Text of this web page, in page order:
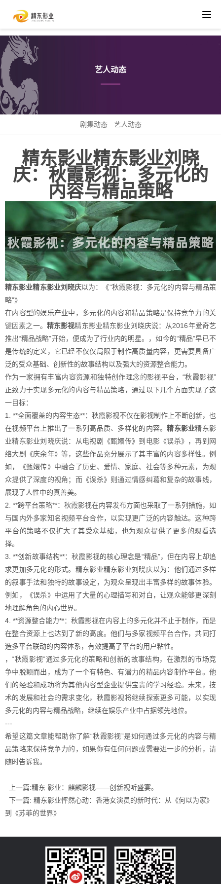
艺人动态
剧集动态 艺人动态
精东影业精东影业刘晓
庆：秋霞影视：多元化的
内容与精品策略
精东影业精东影业刘晓庆以为：《"秋霞影视：多元化的内容与精品策
略"》
在内容型的娱乐产业中，多元化的内容和精品策略是保持竞争力的关
键因素之一。 精东影视精东影业精东影业刘晓庆说：从2016年爱奇艺
推出“精品战略”开始，便成为了行业内的明星。，如今的“精品”早已不
是传统的定义，它已经不仅仅局限于制作高质量内容，更需要具备广
泛的受众基础、创新性的故事结构以及强大的资源整合能力。
作为一家拥有丰富内容资源和独特创作理念的影视平台，“秋霞影视”
正致力于实现多元化的内容与精品策略，通过以下几个方面实现了这
一目标：
1. **全面覆盖的内容生态**：秋霞影视不仅在影视制作上不断创新，也
在视频平台上推出了一系列高品质、多样化的内容。精东影业精东影
业精东影业刘晓庆说：从电视剧《甄嬛传》到电影《误杀》，再到网
络大剧《庆余年》等，这些作品充分展示了其丰富的内容多样性。例
如，《甄嬛传》中融合了历史、爱情、家庭、社会等多种元素，为观
众提供了深度的视角；而《误杀》则通过情感纠葛和复杂的故事线，
展现了人性中的真善美。
2. **跨平台策略**：秋霞影视在内容发布方面也采取了一系列措施，如
与国内外多家知名视频平台合作，以实现更广泛的内容触达。这种跨
平台的策略不仅扩大了其受众基础，也为观众提供了更多的观看选
择。
3. **创新故事结构**：秋霞影视的核心理念是“精品”，但在内容上却追
求更加多元化的形式。精东影业精东影业刘晓庆以为：他们通过多样
的叙事手法和独特的故事设定，为观众呈现出丰富多样的故事体验。
例如，《误杀》中运用了大量的心理描写和对白，让观众能够更深刻
地理解角色的内心世界。
4. **资源整合能力**：秋霞影视在内容上的多元化并不止于制作，而是
在整合资源上也达到了新的高度。他们与多家视频平台合作，共同打
造多平台联动的内容体系，有效提高了平台的用户粘性。
，“秋霞影视”通过多元化的策略和创新的故事结构，在激烈的市场竞
争中脱颖而出，成为了一个有特色、有潜力的精品内容制作平台。他
们的经验和成功将为其他内容型企业提供宝贵的学习经验。未来，技
术的发展和社会的需求变化，秋霞影视将继续探索更多可能，以实现
多元化的内容与精品战略，继续在娱乐产业中占据领先地位。
---
希望这篇文章能帮助你了解“秋霞影视”是如何通过多元化的内容与精
品策略来保持竞争力的，如果你有任何问题或需要进一步的分析，请
随时告诉我。
上一篇:精东 影业：麒麟影视——创新视听盛宴。
下一篇: 精东影业怦然心动：香港女演员的新时代：从《何以为家》
到《苏菲的世界》